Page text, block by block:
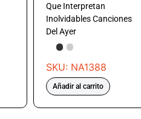
Que Interpretan
Inolvidables Canciones
Del Ayer
SKU: NA1388
Añadir al carrito